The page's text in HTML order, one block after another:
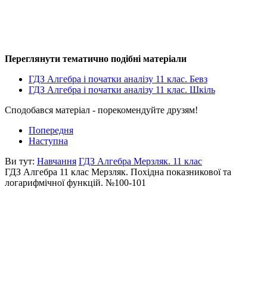
Переглянути тематично подібні матеріали
ГДЗ Алгебра і початки аналізу 11 клас. Бевз
ГДЗ Алгебра і початки аналізу 11 клас. Шкіль
Сподобався матеріал - порекомендуйте друзям!
Попередня
Наступна
Ви тут: Навчання ГДЗ Алгебра Мерзляк. 11 клас
ГДЗ Алгебра 11 клас Мерзляк. Похідна показникової та
логарифмічної функцій. №100-101